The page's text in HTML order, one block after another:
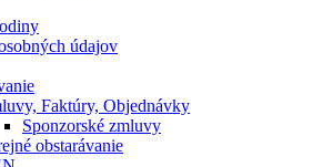
údajov
Faktúry, Objednávky
Sponzorské zmluvy
obstarávanie